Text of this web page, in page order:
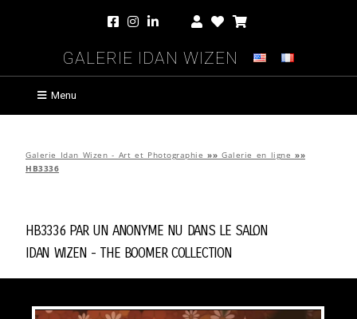
Galerie Idan Wizen
Menu
Galerie Idan Wizen - Art et Photographie »» Galerie en ligne »»
HB3336
HB3336 parUn Anonyme Nu Dans Le Salon
Idan Wizen - The Boomer Collection